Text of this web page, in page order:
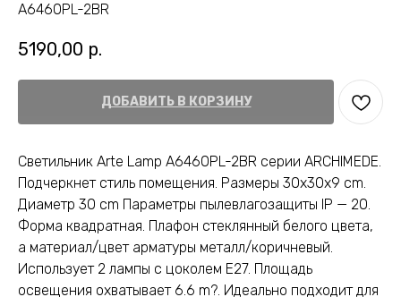
A6460PL-2BR
5190,00 р.
ДОБАВИТЬ В КОРЗИНУ
Светильник Arte Lamp A6460PL-2BR серии ARCHIMEDE.
Подчеркнет стиль помещения. Размеры 30x30x9 cm.
Диаметр 30 cm Параметры пылевлагозащиты IP — 20.
Форма квадратная. Плафон стеклянный белого цвета,
а материал/цвет арматуры металл/коричневый.
Использует 2 лампы с цоколем E27. Площадь
освещения охватывает 6.6 m?. Идеально подходит для